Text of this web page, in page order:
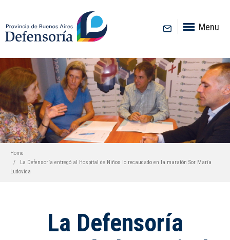
Menu
Home
La Defensoría entregó al Hospital de Niños lo recaudado en la maratón Sor María
Ludovica
La Defensoría